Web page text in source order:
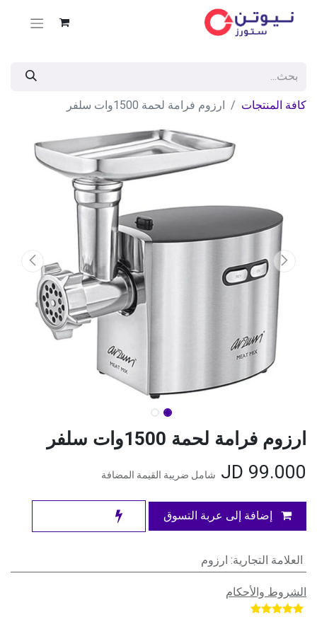
كافة المنتجات ارزوم فرامة لحمة 1500وات سلفر
ارزوم فرامة لحمة 1500وات سلفر
99.000
شامل ضريبة القيمة المضافة
إضافة إلى عربة التسوق
العلامة التجارية: ارزوم
الشروط والأحكام